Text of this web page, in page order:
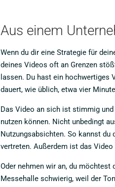
Aus einem
Wenn du dir eine Strategie für
deines Videos oft an Grenzen
lassen. Du hast ein hochwertiges
dauert, wie üblich, etwa vier
Das Video an sich ist stimmig
nutzen können. Nicht unbedingt
Nutzungsabsichten. So kannst du
vertreten. Außerdem ist das
Oder nehmen wir an, du möchtest
Messehalle schwierig, weil der